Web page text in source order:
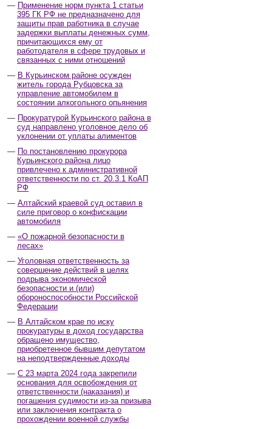
Применение норм пункта 1 статьи
395 ГК РФ не предназначено для
защиты прав работника в случае
задержки выплаты денежных сумм,
причитающихся ему от
работодателя в сфере трудовых и
связанных с ними отношений
В Курьинском районе осужден
житель города Рубцовска за
управление автомобилем в
состоянии алкогольного опьянения
Прокуратурой Курьинского района в
суд направлено уголовное дело об
уклонении от уплаты алиментов
По постановлению прокурора
Курьинского района лицо
привлечено к административной
ответственности по ст. 20.3.1 КоАП
РФ
Алтайский краевой суд оставил в
силе приговор о конфискации
автомобиля
«О пожарной безопасности в
лесах»
Уголовная ответственность за
совершение действий в целях
подрыва экономической
безопасности и (или)
обороноспособности Российской
Федерации
В Алтайском крае по иску
прокуратуры в доход государства
обращено имущество,
приобретенное бывшим депутатом
на неподтвержденные доходы
С 23 марта 2024 года закрепили
основания для освобождения от
ответственности (наказания) и
погашения судимости из-за призыва
или заключения контракта о
прохождении военной службы